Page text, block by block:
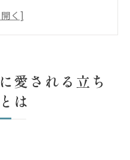
豊富なメニュー
ち飲み文化
居酒屋地元民が絶賛
の特徴
愛される立ち
は